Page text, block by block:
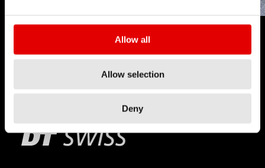
Allow all
Allow selection
Deny